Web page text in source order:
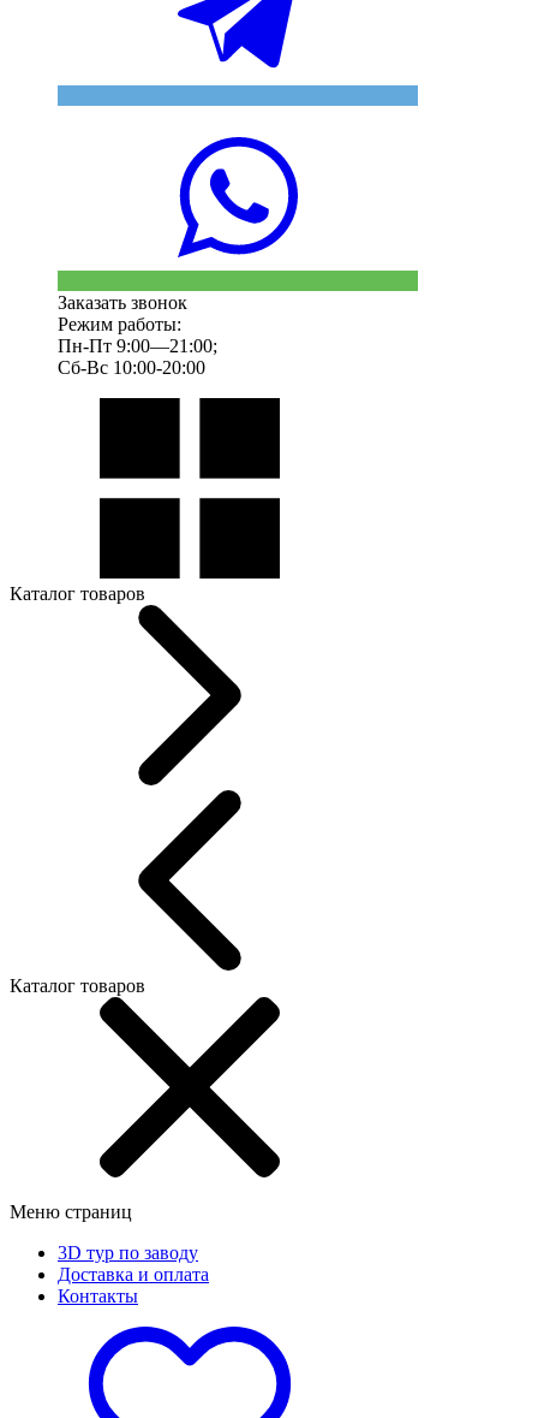
Заказать звонок
Режим работы:
Пн-Пт 9:00—21:00;
Сб-Вс 10:00-20:00
Каталог товаров
Каталог товаров
Меню страниц
3D тур по заводу
Доставка и оплата
Контакты